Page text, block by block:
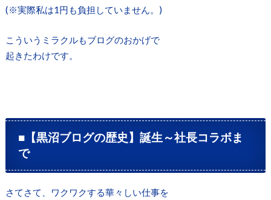
(※実際私は1円も負担していません。)
こういうミラクルもブログのおかげで
起きたわけです。
■【黒沼ブログの歴史】誕生～社長コラボま
で
さてさて、ワクワクする華々しい仕事を